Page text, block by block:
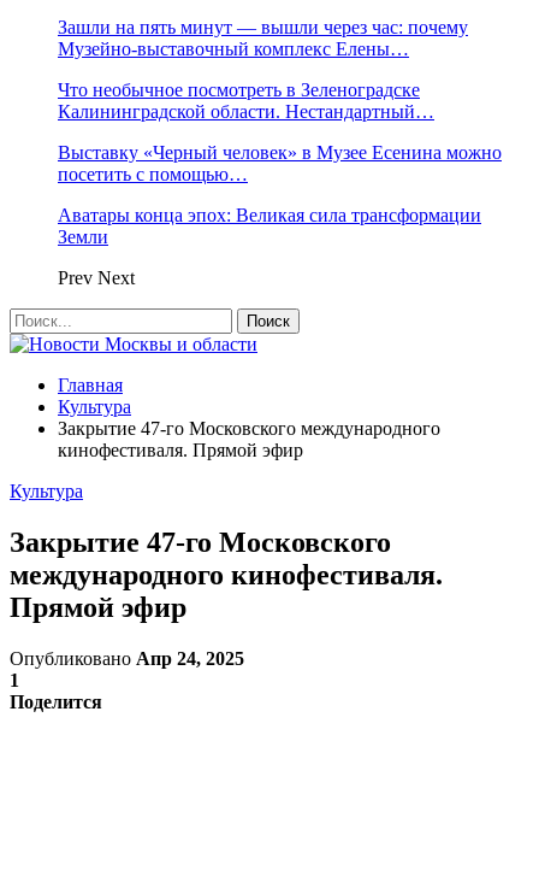
Зашли на пять минут — вышли через час: почему
Музейно-выставочный комплекс Елены…
Что необычное посмотреть в Зеленоградске
Калининградской области. Нестандартный…
Выставку «Черный человек» в Музее Есенина можно
посетить с помощью…
Аватары конца эпох: Великая сила трансформации
Земли
Prev Next
Главная
Культура
Закрытие 47-го Московского международного
кинофестиваля. Прямой эфир
Культура
Закрытие 47-го Московского
международного кинофестиваля.
Прямой эфир
Опубликовано Апр 24, 2025
1
Поделится